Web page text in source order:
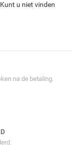
u niet vinden
na de betaling.